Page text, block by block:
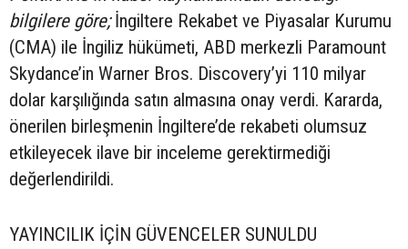
bilgilere göre;İngiltere Rekabet ve Piyasalar Kurumu
(CMA) ile İngiliz hükümeti, ABD merkezli Paramount
Skydance’in Warner Bros. Discovery’yi 110 milyar
dolar karşılığında satın almasına onay verdi. Kararda,
önerilen birleşmenin İngiltere’de rekabeti olumsuz
etkileyecek ilave bir inceleme gerektirmediği
değerlendirildi.
YAYINCILIK İÇİN GÜVENCELER SUNULDU